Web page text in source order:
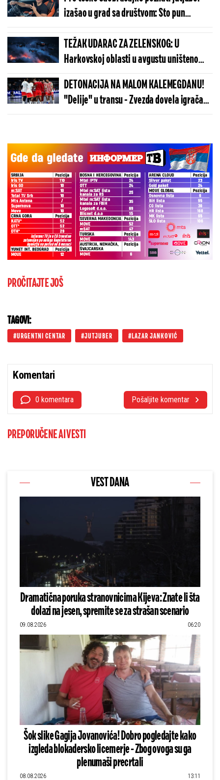
izašao u grad sa društvom: Sto pun
alkohola (FOTO)
TEŽAK UDARAC ZA ZELENSKOG: U
Harkovskoj oblasti u avgustu uništeno
više od 100 „baba jaga“
DETONACIJA NA MALOM KALEMEGDANU!
"Delije" u transu - Zvezda dovela igrača
Real Madrida!
PROČITAJTE JOŠ
TAGOVI:
URGENTNI CENTAR JUTJUBER LAZAR JANKOVIĆ
Komentari
0 komentara Pošaljite komentar
PREPORUČENE AI VESTI
VEST DANA
Dramatična poruka stranovnicima Kijeva: Znate li šta
dolazi na jesen, spremite se za strašan scenario
09.08.2026 06:20
Šok slike Gagija Jovanovića! Dobro pogledajte kako
izgleda blokadersko licemerje - Zbog ovoga su ga
plenumaši precrtali
08.08.2026 13:11